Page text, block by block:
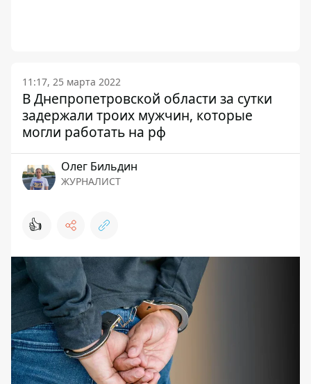
11:17, 25 марта 2022
В Днепропетровской области за сутки
задержали троих мужчин, которые
могли работать на рф
Олег Бильдин
ЖУРНАЛИСТ
👍